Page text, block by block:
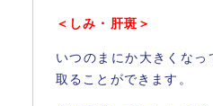
＜しみ・肝斑＞
いつのまにか大きくなっ
取ることができます。